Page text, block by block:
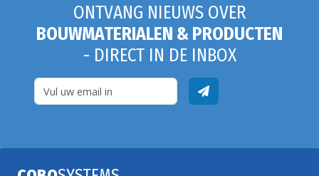
ONTVANG NIEUWS OVER
BOUWMATERIALEN & PRODUCTEN
- DIRECT IN DE INBOX